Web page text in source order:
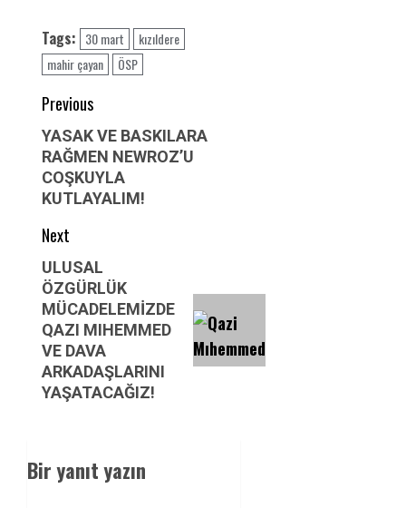
Tags: 30 mart
kızıldere
mahir çayan
ÖSP
Post
navigation
Previous
Previous
post:
YASAK VE BASKILARA
RAĞMEN NEWROZ’U
COŞKUYLA
KUTLAYALIM!
Next
Next
post:
ULUSAL
ÖZGÜRLÜK
MÜCADELEMİZDE
QAZI MIHEMMED
VE DAVA
ARKADAŞLARINI
YAŞATACAĞIZ!
Bir yanıt yazın